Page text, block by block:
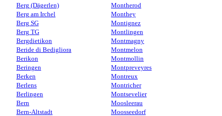
Berg (Dägerlen)
Berg am Irchel
Berg SG
Berg TG
Bergdietikon
Beride di Bedigliora
Berikon
Beringen
Berken
Berlens
Berlingen
Bern
Bern-Altstadt
Montherod
Monthey
Montignez
Montlingen
Montmagny
Montmelon
Montmollin
Montpreveyres
Montreux
Montricher
Montsevelier
Moosleerau
Moosseedorf